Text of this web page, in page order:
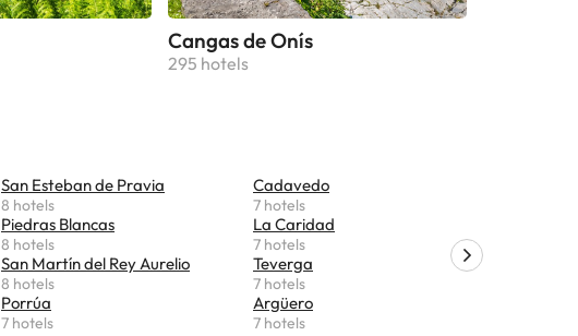
Cangas de Onís
295 hotels
San Esteban de Pravia
8 hotels
Piedras Blancas
8 hotels
San Martín del Rey Aurelio
8 hotels
Porrúa
7 hotels
Cadavedo
7 hotels
La Caridad
7 hotels
Teverga
7 hotels
Argüero
7 hotels